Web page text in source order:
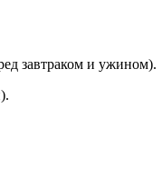
завтраком и ужином).